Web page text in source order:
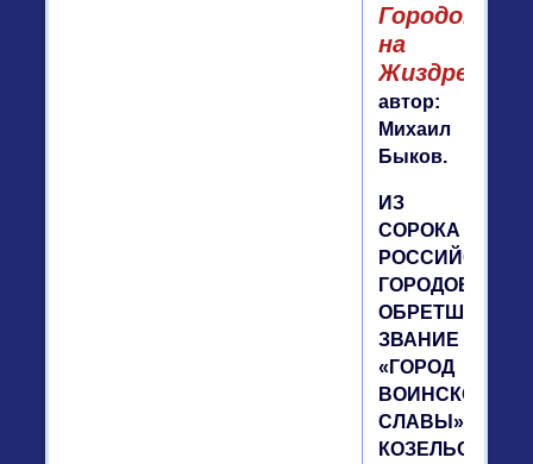
Городок
на
Жиздре
автор:
Михаил
Быков.
ИЗ
СОРОКА
РОССИЙСКИХ
ГОРОДОВ,
ОБРЕТШИХ
ЗВАНИЕ
«ГОРОД
ВОИНСКОЙ
СЛАВЫ»,
КОЗЕЛЬСК